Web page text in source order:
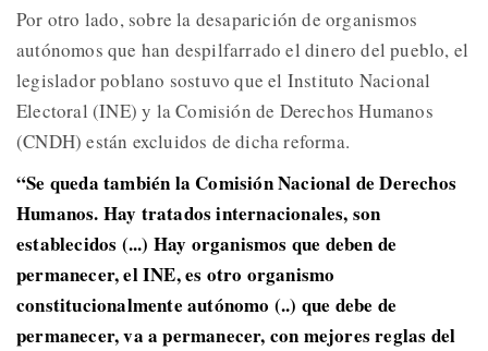
Por otro lado, sobre la desaparición de organismos
autónomos que han despilfarrado el dinero del pueblo, el
legislador poblano sostuvo que el Instituto Nacional
Electoral (INE) y la Comisión de Derechos Humanos
(CNDH) están excluidos de dicha reforma.
“Se queda también la Comisión Nacional de Derechos
Humanos. Hay tratados internacionales, son
establecidos (...) Hay organismos que deben de
permanecer, el INE, es otro organismo
constitucionalmente autónomo (..) que debe de
permanecer, va a permanecer, con mejores reglas del